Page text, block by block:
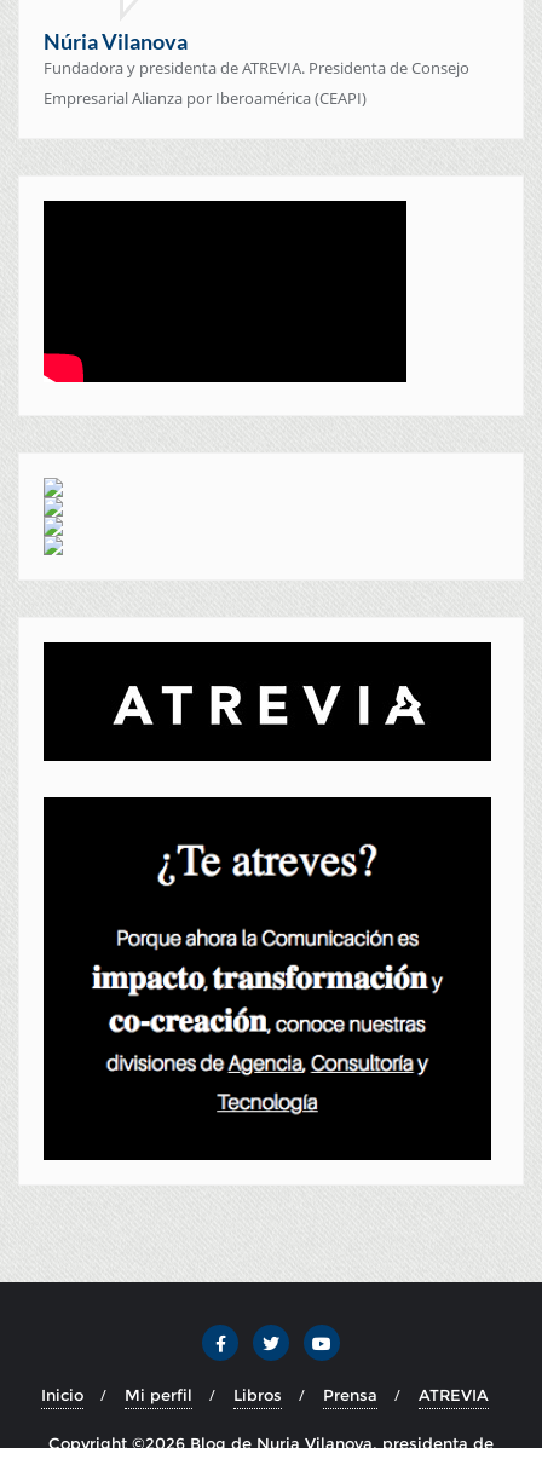
Núria Vilanova
Fundadora y presidenta de ATREVIA. Presidenta de Consejo
Empresarial Alianza por Iberoamérica (CEAPI)
Inicio Mi perfil Libros Prensa ATREVIA
Copyright ©2026 Blog de Nuria Vilanova, presidenta de